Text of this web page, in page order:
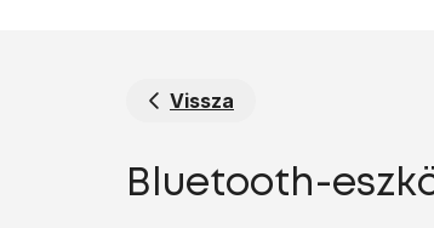
Vissza
Bluetooth-